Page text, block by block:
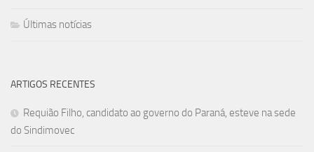
Últimas notícias
ARTIGOS RECENTES
Requião Filho, candidato ao governo do Paraná, esteve na sede
do Sindimovec